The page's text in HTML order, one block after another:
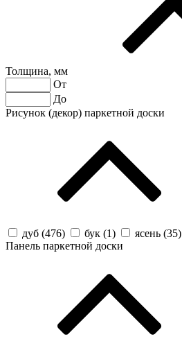
Толщина, мм
От
До
Рисунок (декор) паркетной доски
дуб (476) бук (1) ясень (35)
Панель паркетной доски